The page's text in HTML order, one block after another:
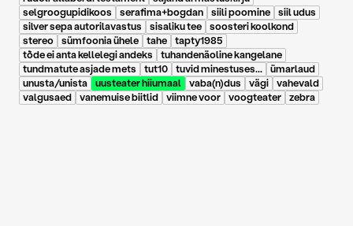
selgroogupidikoos
serafima+bogdan siili poomine
siil udus
silver sepa autorilavastus
sisaliku tee
soosteri koolkond
stereo
sümfoonia ühele tahe
tapty1985
tõde ei anta kellelegi andeks
tuhandenäoline kangelane
tundmatute asjade mets
tut10 tuvid minestuses...
ümarlaud
unusta/unista
uusteater hiiumaal vaba(n)dus vägi
vahevald
valgusaed
vanemuise biitlid viimne voor voogteater zebra